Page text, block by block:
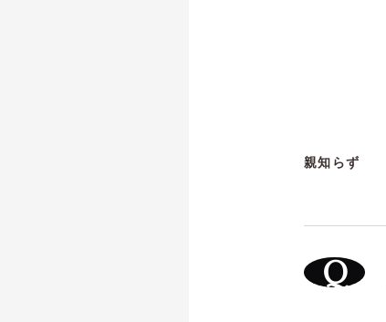
親知らず